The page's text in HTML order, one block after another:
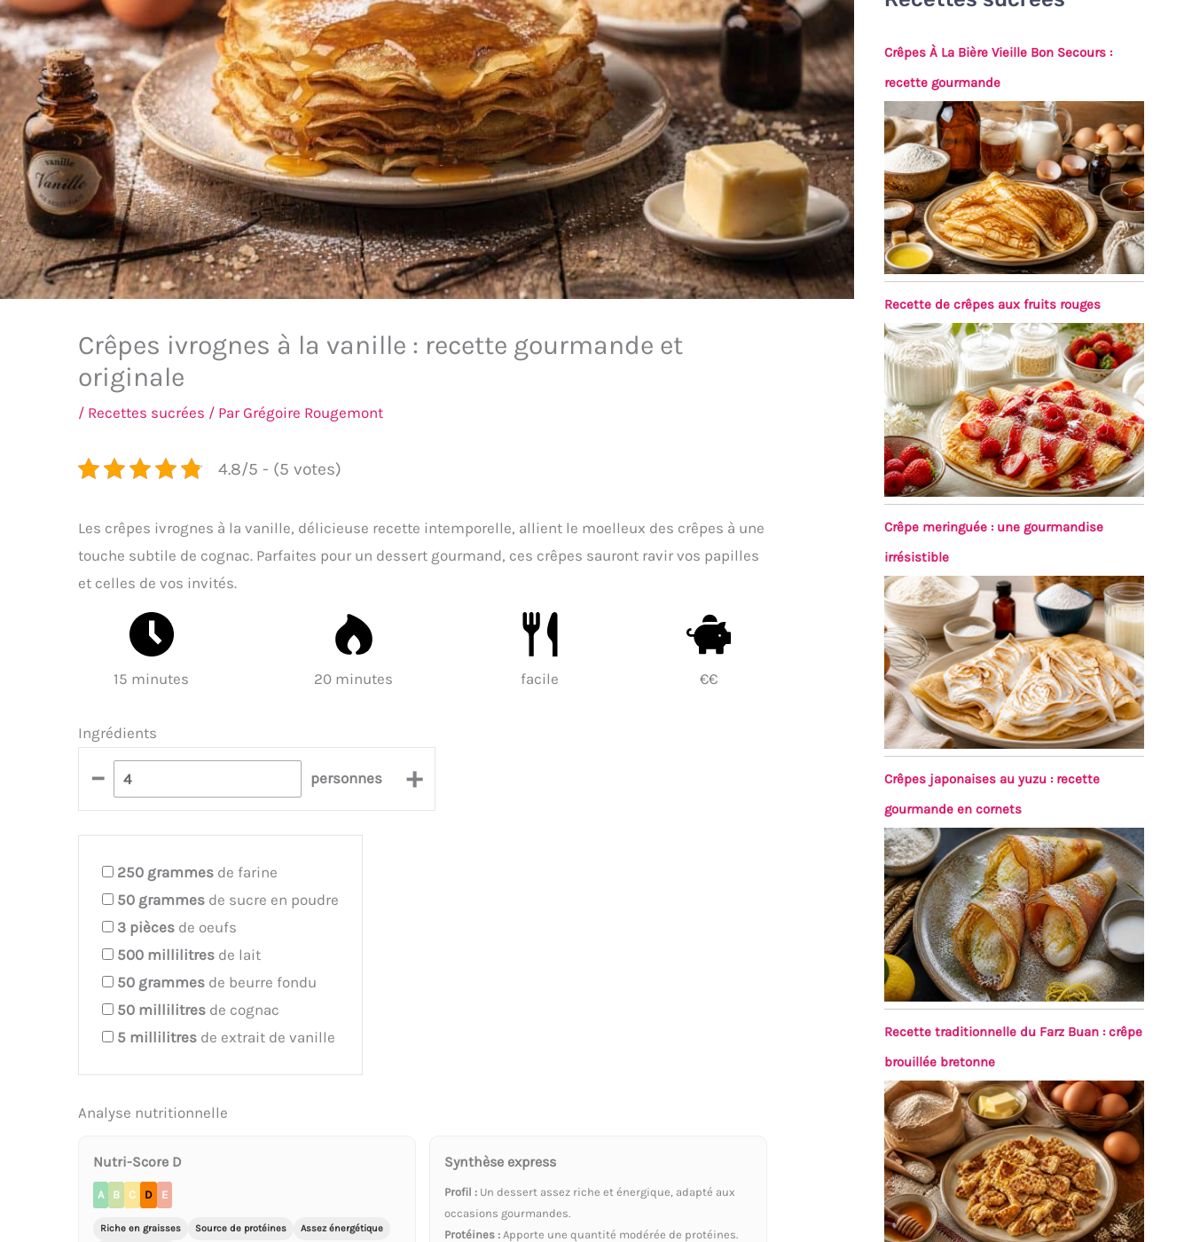
Crêpes ivrognes à la vanille : recette gourmande et
originale
/ Recettes sucrées / ParGrégoire Rougemont
4.8/5 - (5 votes)
Les crêpes ivrognes à la vanille, délicieuse recette intemporelle, allient le moelleux des crêpes à une
touche subtile de cognac. Parfaites pour un dessert gourmand, ces crêpes sauront ravir vos papilles
et celles de vos invités.
15 minutes 20 minutes facile €€
Ingrédients
– personnes +
250 grammes de farine
50 grammes de sucre en poudre
3 pièces de oeufs
500 millilitres de lait
50 grammes de beurre fondu
50 millilitres de cognac
5 millilitres de extrait de vanille
Analyse nutritionnelle
Nutri-Score D
A B C D E
Riche en graisses Source de protéines
Assez énergétique
Synthèse express
Profil : Un dessert assez riche et énergique, adapté aux
occasions gourmandes.
Protéines : Apporte une quantité modérée de protéines.
Crêpes À La Bière Vieille Bon Secours :
recette gourmande
Recette de crêpes aux fruits rouges
Crêpe meringuée : une gourmandise
irrésistible
Crêpes japonaises au yuzu : recette
gourmande en cornets
Recette traditionnelle du Farz Buan : crêpe
brouillée bretonne